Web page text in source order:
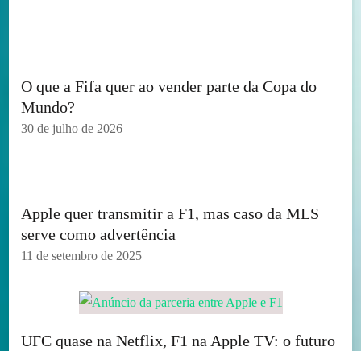
O que a Fifa quer ao vender parte da Copa do
Mundo?
30 de julho de 2026
Apple quer transmitir a F1, mas caso da MLS
serve como advertência
11 de setembro de 2025
UFC quase na Netflix, F1 na Apple TV: o futuro